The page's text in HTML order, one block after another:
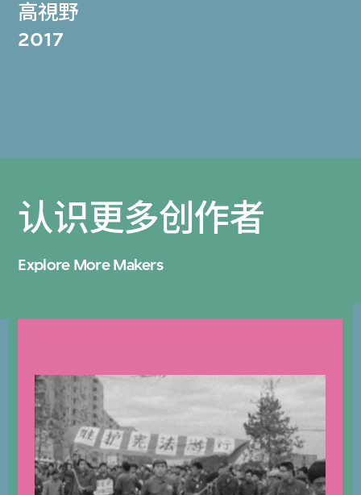
高視野
2017
认识更多创作者
Explore More Makers